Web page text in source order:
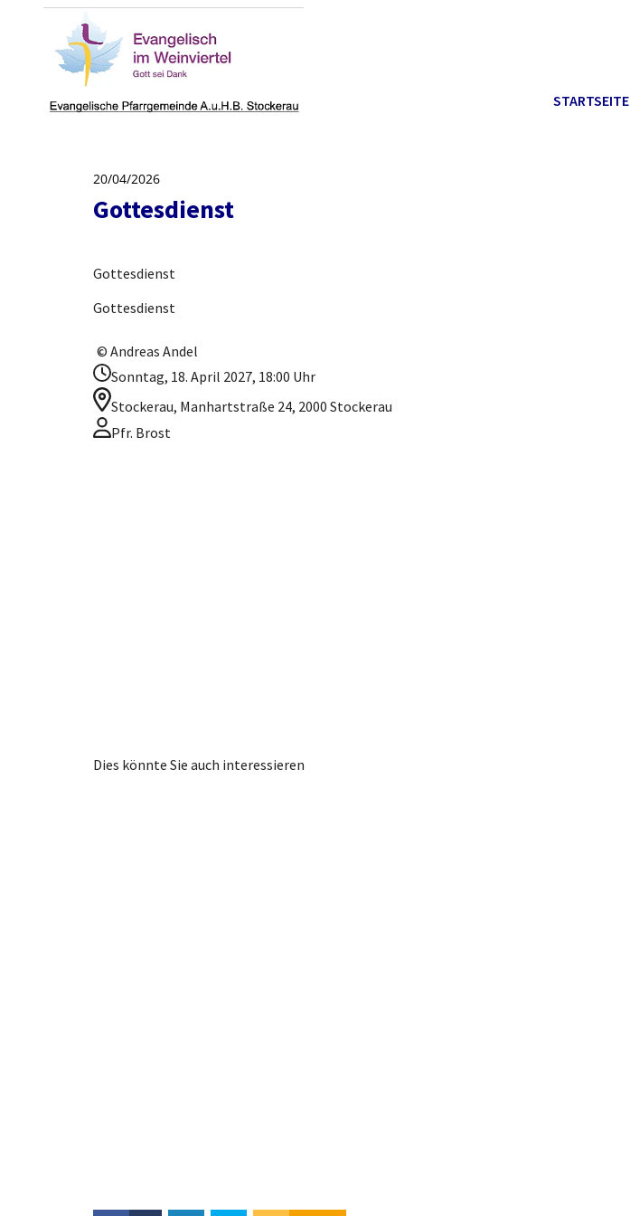
STARTSEITE
20/04/2026
Gottesdienst
Gottesdienst
Gottesdienst
© Andreas Andel
Sonntag, 18. April 2027, 18:00 Uhr
Stockerau, Manhartstraße 24, 2000 Stockerau
Pfr. Brost
Dies könnte Sie auch interessieren